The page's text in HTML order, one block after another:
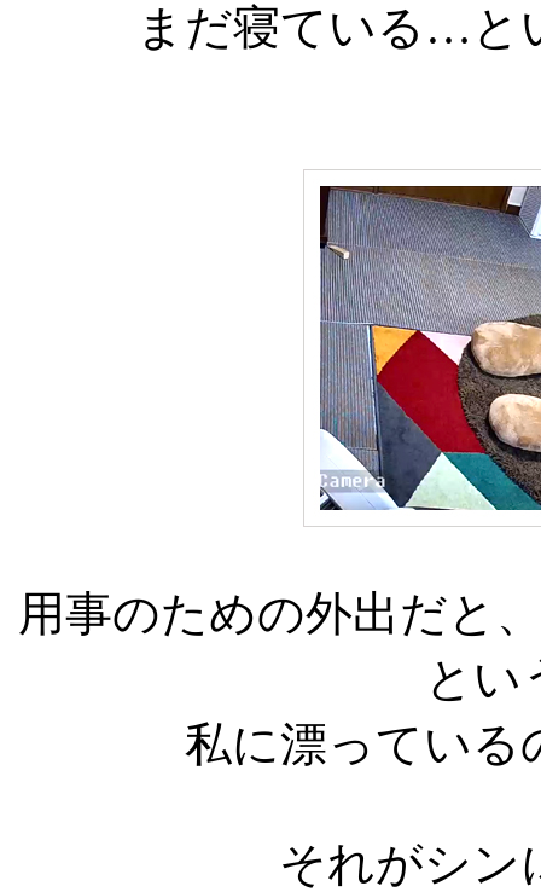
まだ寝ている…と
用事のための外出だと
とい
私に漂っている
それがシン